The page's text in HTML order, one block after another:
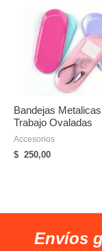
Bandejas
Trabajo Ovaladas
Accesorios
$ 250,00
Envíos